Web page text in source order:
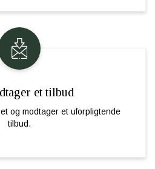
et tilbud
og modtager et uforpligtende
tilbud.